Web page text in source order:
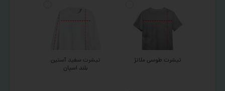
تیشرت طوسی ملانژ
تیشرت سفید آستین
بلند اسپان